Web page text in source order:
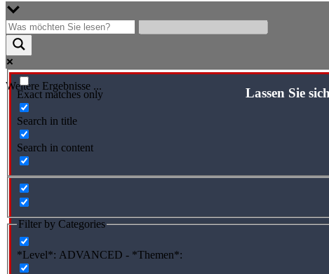
Weitere Ergebnisse ...
Exact matches only
Search in title
Search in content
Filter by Categories
*Level*: ADVANCED - *Themen*:
Lassen Sie